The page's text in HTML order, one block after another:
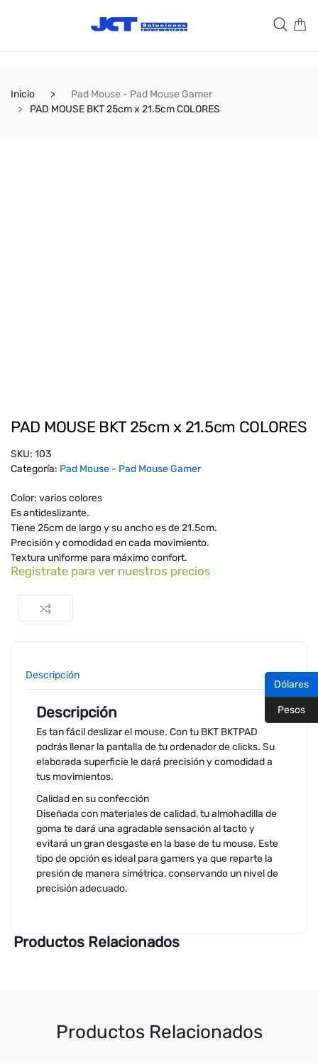
Inicio
Pad Mouse - Pad Mouse Gamer
PAD MOUSE BKT 25cm x 21.5cm COLORES
PAD MOUSE BKT 25cm x 21.5cm COLORES
SKU: 103
Categoría: Pad Mouse - Pad Mouse Gamer
Color: varios colores
Es antideslizante.
Tiene 25cm de largo y su ancho es de 21.5cm.
Precisión y comodidad en cada movimiento.
Textura uniforme para máximo confort.
Registrate para ver nuestros precios
Descripción
Descripción
Es tan fácil deslizar el mouse. Con tu BKT BKTPAD
podrás llenar la pantalla de tu ordenador de clicks. Su
elaborada superficie le dará precisión y comodidad a
tus movimientos.
Calidad en su confección
Diseñada con materiales de calidad, tu almohadilla de
goma te dará una agradable sensación al tacto y
evitará un gran desgaste en la base de tu mouse. Este
tipo de opción es ideal para gamers ya que reparte la
presión de manera simétrica, conservando un nivel de
precisión adecuado.
Productos Relacionados
Productos Relacionados
Dólares
Pesos